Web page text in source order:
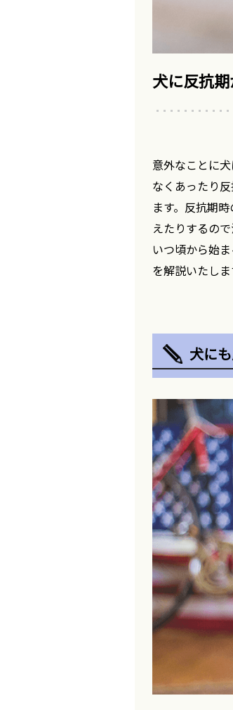
犬に反抗
意外なことに
なくあったり
ます。反抗期
えたりするの
いつ頃から始
を解説いたしま
犬に